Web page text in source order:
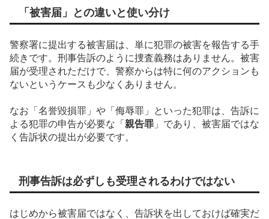
「被害届」との違いと使い分け
警察署に提出する被害届は、単に犯罪の被害を報告する手
続きです。刑事告訴のように捜査義務はありません。被害
届が受理されただけで、警察からは特に何のアクションも
ないというケースも少なくありません。
なお「名誉毀損罪」や「侮辱罪」といった犯罪は、告訴に
よる犯罪の申告が必要な「 親告罪 」であり、被害届ではな
く告訴状の提出が必要です。
刑事告訴は必ずしも受理されるわけではない
はじめから被害届ではなく、告訴状を出しておけば確実だ